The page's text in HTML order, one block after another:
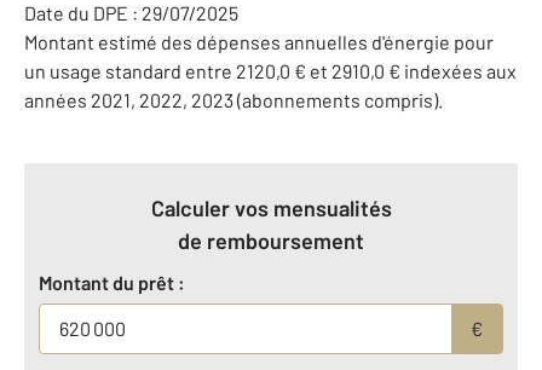
Date du DPE : 29/07/2025
Montant estimé des dépenses annuelles d'énergie pour
un usage standard entre 2120,0 € et 2910,0 € indexées aux
années 2021, 2022, 2023 (abonnements compris).
Calculer vos mensualités
de remboursement
Montant du prêt :
€